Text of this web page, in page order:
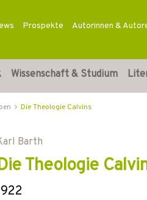
Prospekte Autorinnen &
Wissenschaft & Studium
Die Theologie Calvins
Barth
Theologie